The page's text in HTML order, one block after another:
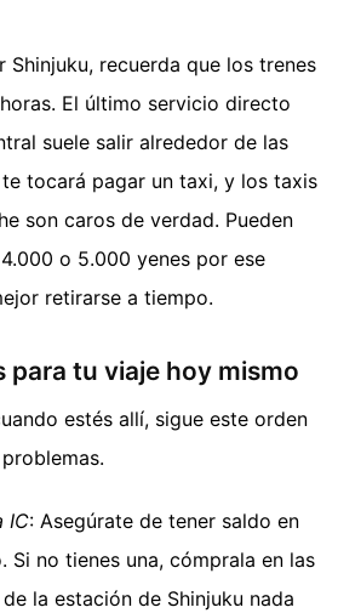
Shinjuku, recuerda que los trenes
El último servicio directo
suele salir alrededor de las
tocará pagar un taxi, y los taxis
son caros de verdad. Pueden
o 5.000 yenes por ese
retirarse a tiempo.
para tu viaje hoy mismo
estés allí, sigue este orden
IC: Asegúrate de tener saldo en
Si no tienes una, cómprala en las
la estación de Shinjuku nada